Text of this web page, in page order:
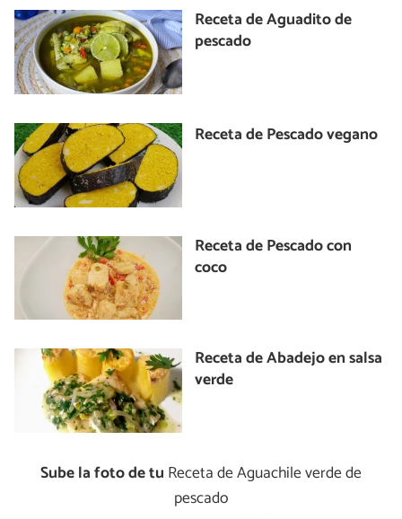
Receta de Aguadito de
pescado
Receta de Pescado vegano
Receta de Pescado con
coco
Receta de Abadejo en salsa
verde
Sube la foto de tu Receta de Aguachile verde de
pescado